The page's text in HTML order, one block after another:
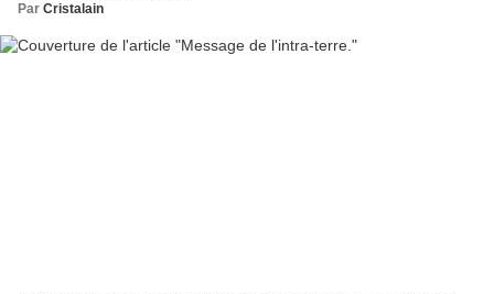
Par Cristalain